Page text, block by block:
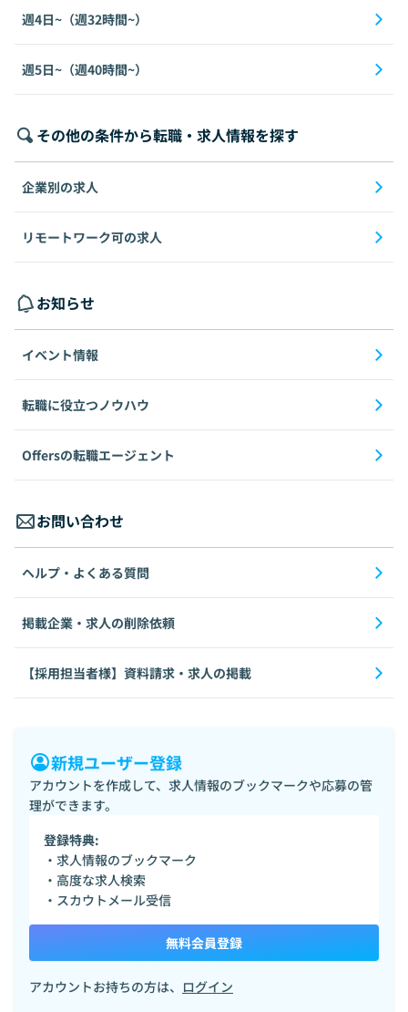
週4日~（週32時間~）
週5日~（週40時間~）
その他の条件から転職・求人情報を探す
企業別の求人
リモートワーク可の求人
お知らせ
イベント情報
転職に役立つノウハウ
Offersの転職エージェント
お問い合わせ
ヘルプ・よくある質問
掲載企業・求人の削除依頼
【採用担当者様】資料請求・求人の掲載
新規ユーザー登録
アカウントを作成して、求人情報のブックマークや応募の管
理ができます。
登録特典:
・求人情報のブックマーク
・高度な求人検索
・スカウトメール受信
無料会員登録
アカウントお持ちの方は、 ログイン